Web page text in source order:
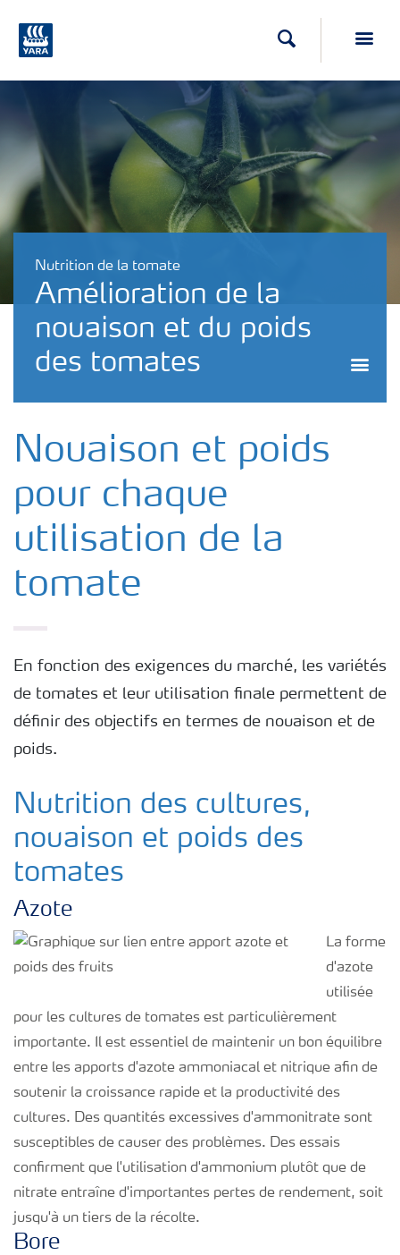
Recherche
Nutrition de la tomate
Amélioration de la
nouaison et du poids
des tomates
Nouaison et poids
pour chaque
utilisation de la
tomate
En fonction des exigences du marché, les variétés
de tomates et leur utilisation finale permettent de
définir des objectifs en termes de nouaison et de
poids.
Nutrition des cultures,
nouaison et poids des
tomates
Azote
La forme
d'azote
utilisée
pour les cultures de tomates est particulièrement
importante. Il est essentiel de maintenir un bon équilibre
entre les apports d'azote ammoniacal et nitrique afin de
soutenir la croissance rapide et la productivité des
cultures. Des quantités excessives d'ammonitrate sont
susceptibles de causer des problèmes. Des essais
confirment que l'utilisation d'ammonium plutôt que de
nitrate entraîne d'importantes pertes de rendement, soit
jusqu'à un tiers de la récolte.
Bore